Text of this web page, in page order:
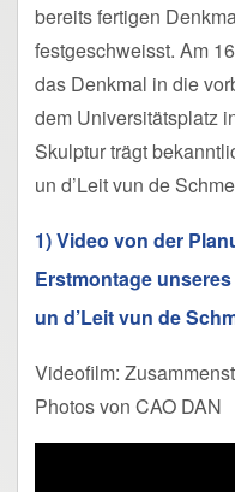
bereits fertigen
festgeschweisst. Am
das Denkmal in die
dem Universitätsplatz
Skulptur trägt
un d’Leit vun de
1) Video von der
Erstmontage
un d’Leit vun de
Videofilm:
Photos von CAO DAN